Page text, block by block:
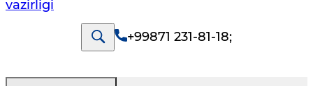
vazirligi
+99871 231-81-18;